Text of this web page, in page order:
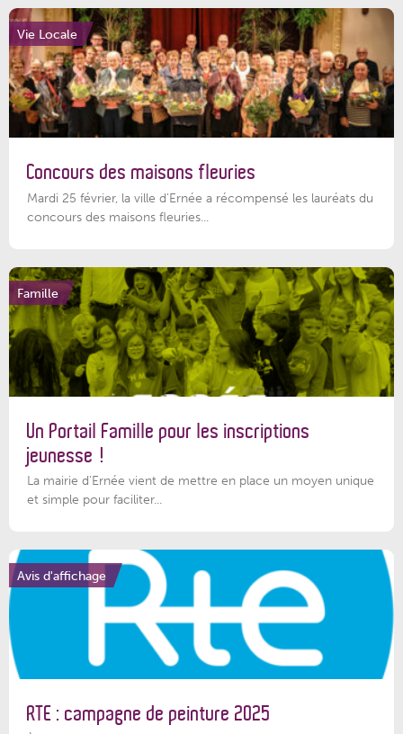
Vie Locale
Concours des maisons fleuries
Mardi 25 février, la ville d'Ernée a récompensé les lauréats du
concours des maisons fleuries...
Famille
Un Portail Famille pour les inscriptions
jeunesse !
La mairie d’Ernée vient de mettre en place un moyen unique
et simple pour faciliter...
Avis d'affichage
RTE : campagne de peinture 2025